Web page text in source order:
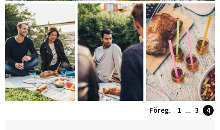
Föreg. 1 ... 3 4